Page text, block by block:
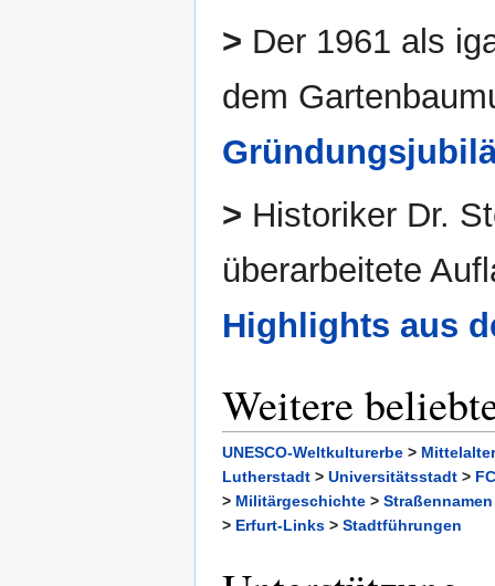
> Der 1961 als
dem
> Historiker Dr.
überarbeitete
Highlights aus
Weitere
UNESCO-Weltkulturerbe >
Lutherstadt > Universitätsstadt >
> Militärgeschichte > Straßennamen
> Erfurt-Links > Stadtführungen